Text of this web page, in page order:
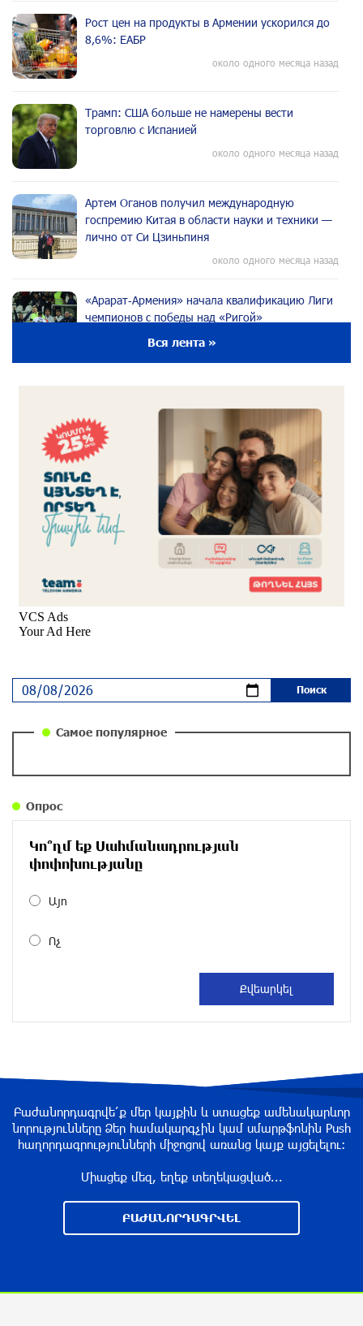
Рост цен на продукты в Армении ускорился до
8,6%: ЕАБР
около одного месяца назад
Трамп: США больше не намерены вести
торговлю с Испанией
около одного месяца назад
Артем Оганов получил международную
госпремию Китая в области науки и техники —
лично от Си Цзиньпиня
около одного месяца назад
«Арарат‑Армения» начала квалификацию Лиги
чемпионов с победы над «Ригой»
около одного месяца назад
Аравийским морем
около одного месяца назад
Вопрос об аресте Чалабяна дошел до
Европейского парламента: «Паст»
около одного месяца назад
и чего на самом деле ожидает общество?
парламентского бойкота оппозиции - пустая
повестка дня? «Паст»
около одного месяца назад
Размик Марукян стал обладателем бронзовой
избежать энергодефицита в Армении: Алексей
около одного месяца назад
На автодороге Ереван-Севан произошел
около одного месяца назад
Оппозиция Грузии отказалась от мандатов и
Вся лента »
Самое популярное
Опрос
Կո՞ղմ եք Սահմանադրության
փոփոխությանը
Այո
Ոչ
Բաժանորդագրվե՛ք մեր կայքին և ստացեք ամենակարևոր
նորությունները Ձեր համակարգչին կամ սմարթֆոնին Push
հաղորդագրությունների միջոցով առանց կայք այցելելու։
Միացեք մեզ, եղեք տեղեկացված...
ԲԱԺԱՆՈՐԴԱԳՐՎԵԼ